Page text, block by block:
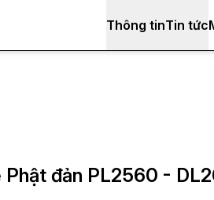
Thông tinTin tức
đản PL2560 -